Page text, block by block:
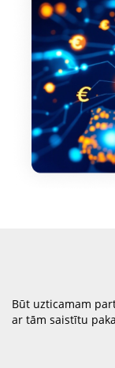
Būt uzticamam
ar tām saistītu